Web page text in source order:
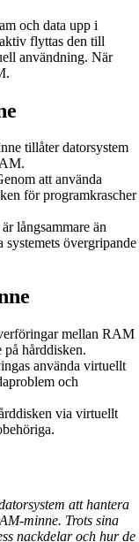
och data upp i
flyttas den till
användning. När
tillåter datorsystem
att använda
för programkrascher
långsammare än
övergripande
mellan RAM
hårddisken.
använda virtuellt
och
via virtuellt
att hantera
minne. Trots sina
nackdelar och hur de